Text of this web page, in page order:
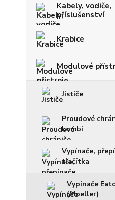
Kabely, vodiče,
příslušenství
Krabice
Modulové
Jističe
Proudové
kombi
Vypínače,
tlačítka
Vypínače
(Moeller)